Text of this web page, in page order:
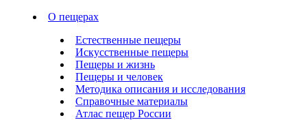
О пещерах
Естественные пещеры
Искусственные пещеры
Пещеры и жизнь
Пещеры и человек
Методика описания и исследования
Справочные материалы
Атлас пещер России